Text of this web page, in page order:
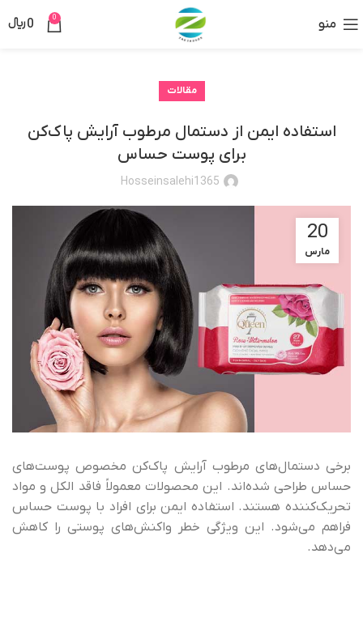
منو 0
0﷼
مقالات
استفاده ایمن از دستمال مرطوب آرایش پاک‌کن
برای پوست حساس
Hosseinsalehi1365
20
مارس
برخی دستمال‌های مرطوب آرایش پاک‌کن مخصوص پوست‌های
حساس طراحی شده‌اند. این محصولات معمولاً فاقد الکل و مواد
تحریک‌کننده هستند. استفاده ایمن برای افراد با پوست حساس
فراهم می‌شود. این ویژگی خطر واکنش‌های پوستی را کاهش
می‌دهد.